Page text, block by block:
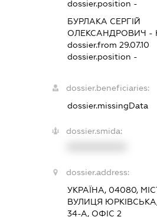
dossier.position -
БУРЛАКА СЕРГІЙ
ОЛЕКСАНДРОВИЧ -
dossier.from 29.07.10
dossier.position -
dossier.beneficiaries:
dossier.missingData
dossier.smida:
dossier.address:
УКРАЇНА, 04080,
ВУЛИЦЯ
34-А, ОФІС 2